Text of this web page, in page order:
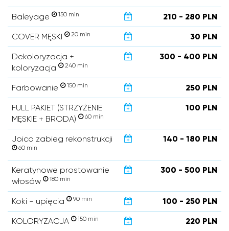
Baleyage 150 min 210 - 280 PLN
COVER MĘSKI 20 min 30 PLN
Dekoloryzacja +
koloryzacja
240 min
300 - 400 PLN
Farbowanie 150 min 250 PLN
FULL PAKIET (STRZYŻENIE
MĘSKIE + BRODA)
60 min
100 PLN
Joico zabieg rekonstrukcji
60 min
140 - 180 PLN
Keratynowe prostowanie
włosów
180 min
300 - 500 PLN
Koki - upięcia 90 min 100 - 250 PLN
KOLORYZACJA 150 min 220 PLN